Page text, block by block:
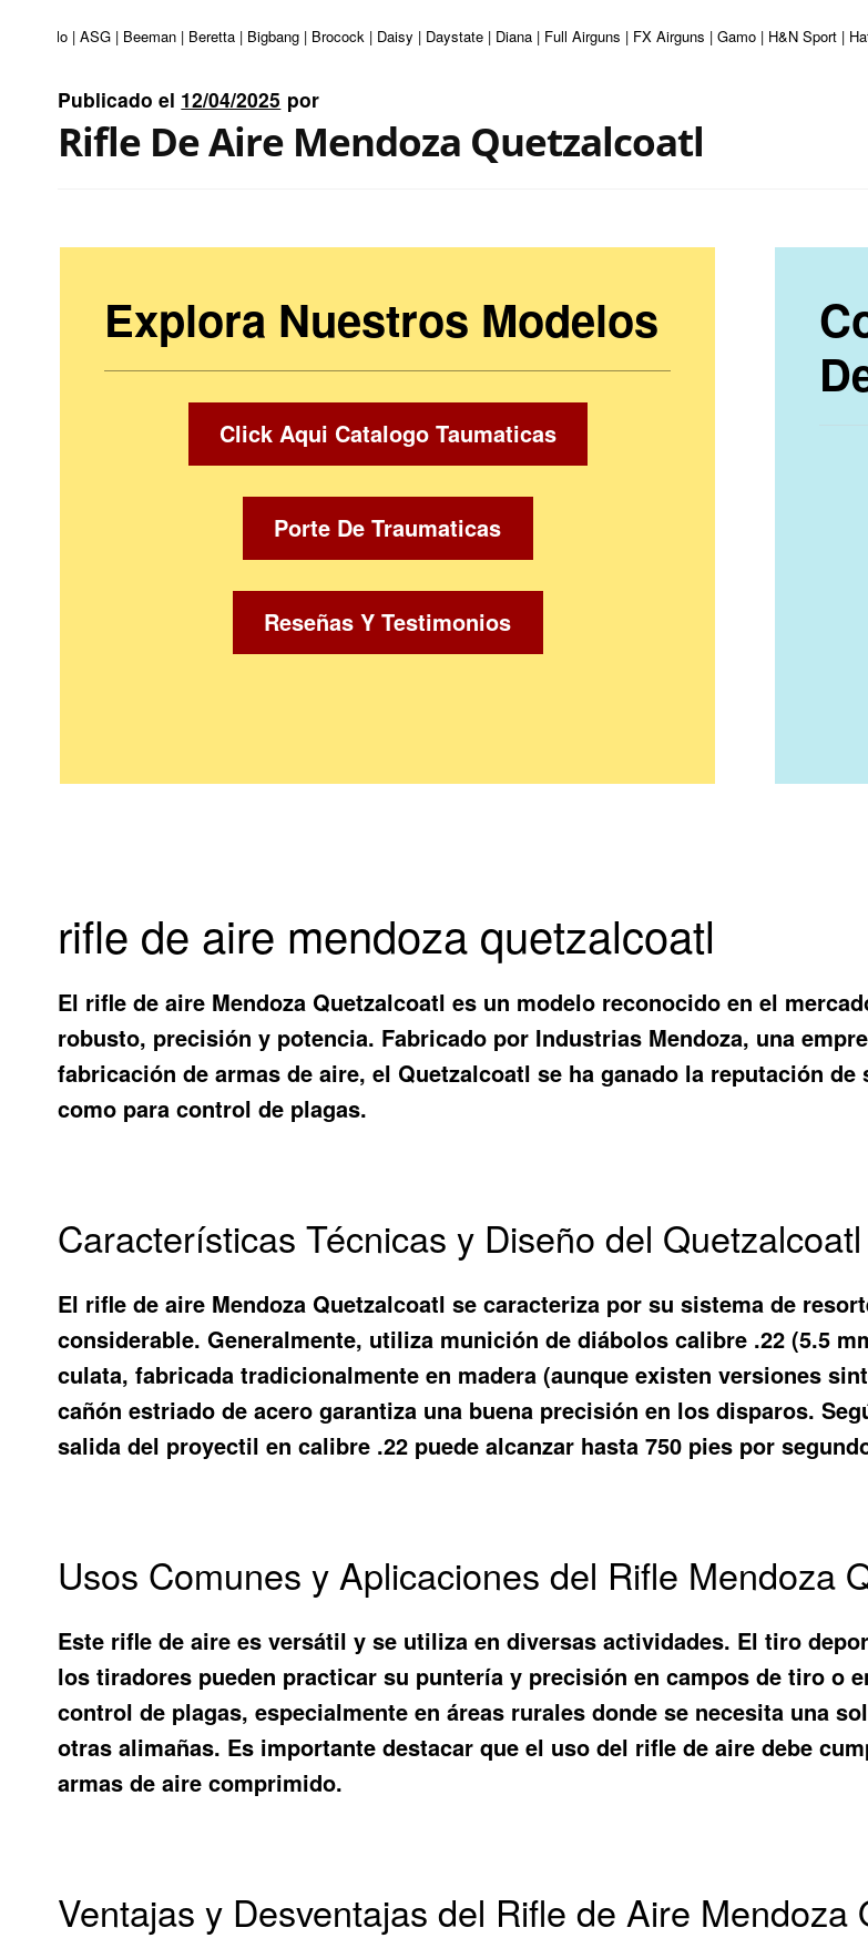
| ASG | Beeman | Beretta | Bigbang | Brocock | Daisy | Daystate | Diana | Full Airguns | FX Airguns | Gamo | H&N Sport |
Publicado el 12/04/2025 por
Rifle De Aire Mendoza Quetzalcoatl
Explora Nuestros Modelos
Click Aqui Catalogo Taumaticas
Porte De Traumaticas
Reseñas Y Testimonios
rifle de aire mendoza quetzalcoatl
El rifle de aire Mendoza Quetzalcoatl es un modelo reconocido en el
robusto, precisión y potencia. Fabricado por Industrias Mendoza, una
fabricación de armas de aire, el Quetzalcoatl se ha ganado la reputación
como para control de plagas.
Características Técnicas y Diseño del Quetzalcoatl
El rifle de aire Mendoza Quetzalcoatl se caracteriza por su sistema de
considerable. Generalmente, utiliza munición de diábolos calibre .22 (5.5
culata, fabricada tradicionalmente en madera (aunque existen versiones
cañón estriado de acero garantiza una buena precisión en los disparos.
salida del proyectil en calibre .22 puede alcanzar hasta 750 pies por
Usos Comunes y Aplicaciones del Rifle Mendoza
Este rifle de aire es versátil y se utiliza en diversas actividades. El tiro
los tiradores pueden practicar su puntería y precisión en campos de tiro o
control de plagas, especialmente en áreas rurales donde se necesita una
otras alimañas. Es importante destacar que el uso del rifle de aire debe
armas de aire comprimido.
Ventajas y Desventajas del Rifle de Aire Mendoza